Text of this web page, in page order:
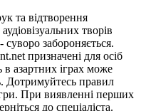
та відтворення
творів
забороняється.
призначені для осіб
азартних іграх може
Дотримуйтесь правил
При виявленні перших
до спеціаліста.